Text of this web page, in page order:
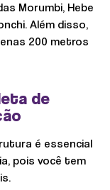
Morumbi, Hebe
Além disso,
200 metros
de
é essencial
pois você tem